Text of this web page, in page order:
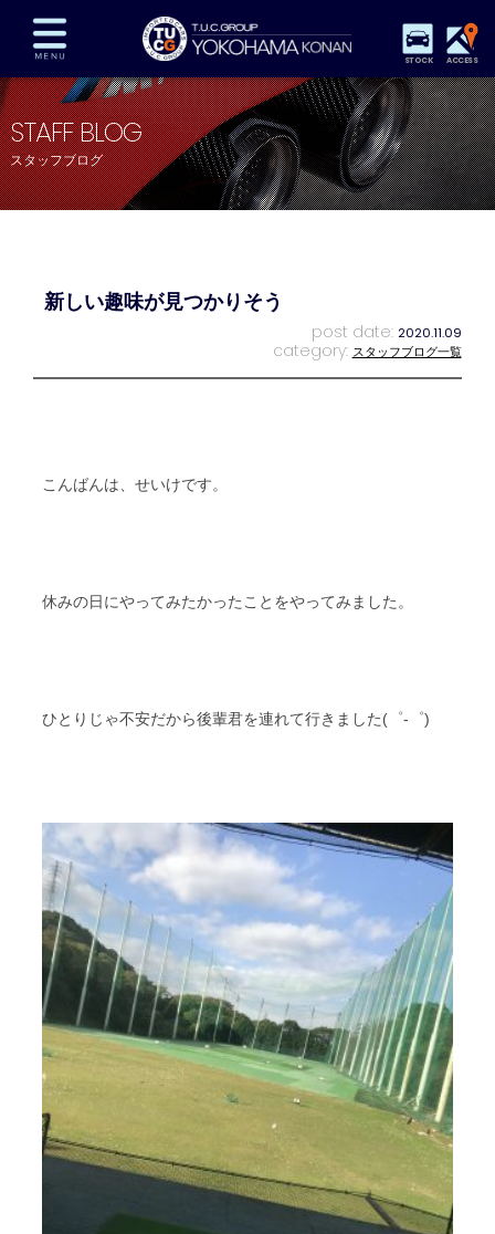
STOCK ACCESS
在庫車両情報 保証&サービス パーツリスト
TUCとは？ 店舗情報 アクセスマップ
全国納車 特別作業 注文販売
STAFF BLOG
スタッフブログ
新しい趣味が見つかりそう
post date: 2020.11.09
category: スタッフブログ一覧
こんばんは、せいけです。
休みの日にやってみたかったことをやってみました。
ひとりじゃ不安だから後輩君を連れて行きました(゜-゜)